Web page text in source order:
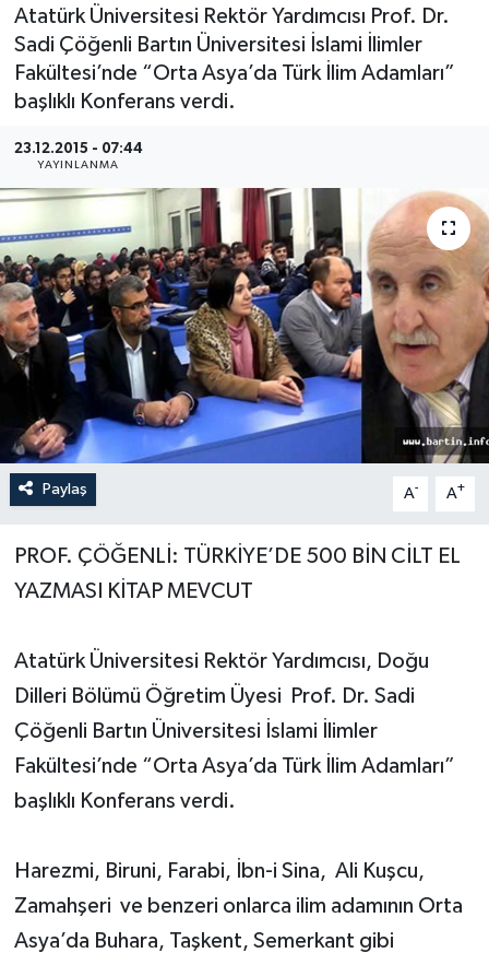
Atatürk Üniversitesi Rektör Yardımcısı Prof. Dr.
Sadi Çöğenli Bartın Üniversitesi İslami İlimler
Fakültesi’nde “Orta Asya’da Türk İlim Adamları”
başlıklı Konferans verdi.
23.12.2015 - 07:44
YAYINLANMA
Paylaş A- A+
PROF. ÇÖĞENLİ: TÜRKİYE’DE 500 BİN CİLT EL
YAZMASI KİTAP MEVCUT
Atatürk Üniversitesi Rektör Yardımcısı, Doğu
Dilleri Bölümü Öğretim Üyesi Prof. Dr. Sadi
Çöğenli Bartın Üniversitesi İslami İlimler
Fakültesi’nde “Orta Asya’da Türk İlim Adamları”
başlıklı Konferans verdi.
Harezmi, Biruni, Farabi, İbn-i Sina, Ali Kuşcu,
Zamahşeri ve benzeri onlarca ilim adamının Orta
Asya’da Buhara, Taşkent, Semerkant gibi
Medya
Sağlık
Sinema
Sivil Toplum
Siyaset
Spor
Tarım
Turizm
Yaşam
Yerel Yönetimler
DÜNYA
YEREL